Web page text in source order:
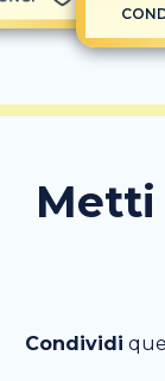
Metti
Condividi